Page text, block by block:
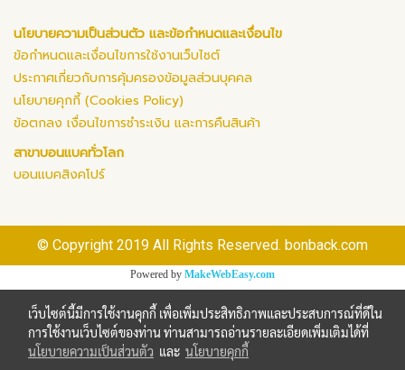
นโยบายความเป็นส่วนตัว และข้อกำหนดและเงื่อนไข
ข้อกำหนดและเงื่อนไขการใช้งานเว็บไซต์
ประกาศเกี่ยวกับการคุ้มครองข้อมูลส่วนบุคคล
นโยบายคุกกี้ (Cookies Policy)
ข้อตกลง เงื่อนไขการชำระเงิน และการคืนสินค้า
สาขาบอนแบคทั่วโลก
บอนแบคสิงคโปร์
© Copyright 2019 All Rights Reserved. bonback.com
Powered by MakeWebEasy.com
เว็บไซต์นี้มีการใช้งานคุกกี้ เพื่อเพิ่มประสิทธิภาพและประสบการณ์ที่ดีใน
การใช้งานเว็บไซต์ของท่าน ท่านสามารถอ่านรายละเอียดเพิ่มเติมได้ที่
นโยบายความเป็นส่วนตัว และ นโยบายคุกกี้